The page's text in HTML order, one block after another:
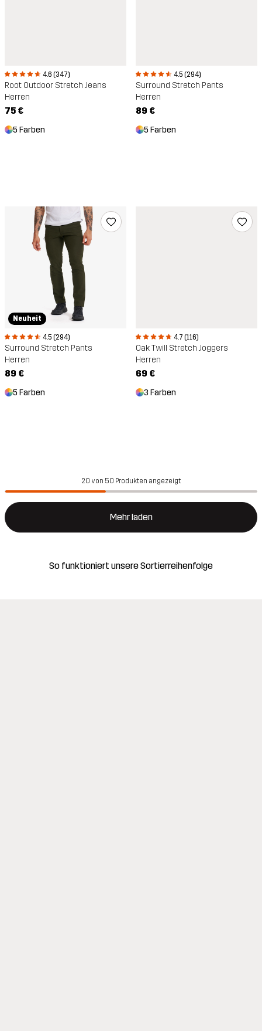
4.6 (347)
Root Outdoor Stretch Jeans
Herren
75 €
5 Farben
4.5 (294)
Surround Stretch Pants
Herren
89 €
5 Farben
Neuheit
4.5 (294)
Surround Stretch Pants
Herren
89 €
5 Farben
4.7 (116)
Oak Twill Stretch Joggers
Herren
69 €
3 Farben
20 von 50 Produkten angezeigt
Mehr laden
So funktioniert unsere Sortierreihenfolge